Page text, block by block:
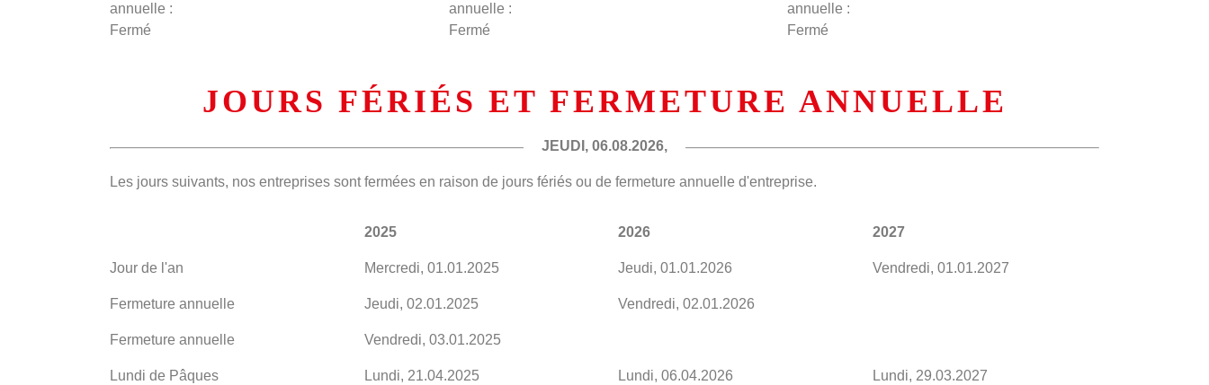
annuelle :
Fermé
annuelle :
Fermé
annuelle :
Fermé
JOURS FÉRIÉS ET FERMETURE ANNUELLE
JEUDI, 06.08.2026,
Les jours suivants, nos entreprises sont fermées en raison de jours fériés ou de fermeture annuelle d'entreprise.
Jour de l'an
Fermeture annuelle
Fermeture annuelle
Lundi de Pâques
2025
Mercredi, 01.01.2025
Jeudi, 02.01.2025
Vendredi, 03.01.2025
Lundi, 21.04.2025
2026
Jeudi, 01.01.2026
Vendredi, 02.01.2026
Lundi, 06.04.2026
2027
Vendredi, 01.01.2027
Lundi, 29.03.2027